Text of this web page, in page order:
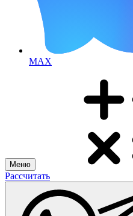
MAX
Меню
Рассчитать